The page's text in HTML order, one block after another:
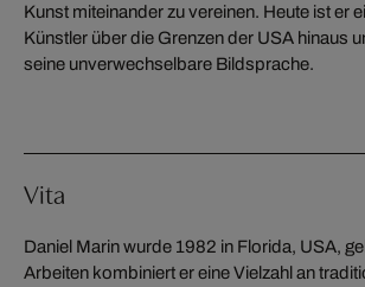
Kunst miteinander zu vereinen. Heute ist er
Künstler über die Grenzen der USA hinaus
seine unverwechselbare Bildsprache.
Vita
Daniel Marin wurde 1982 in Florida, USA,
Arbeiten kombiniert er eine Vielzahl an